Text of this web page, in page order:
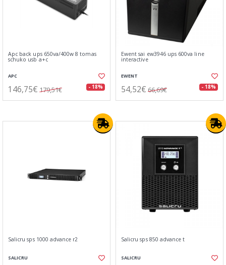
Apc back ups 650va/400w 8 tomas
schuko usb a+c
APC
146,75€ 179,51€ - 18%
Ewent sai ew3946 ups 600va line
interactive
EWENT
54,52€ 66,69€ - 18%
Salicru sps 1000 advance r2
SALICRU
Salicru sps 850 advance t
SALICRU